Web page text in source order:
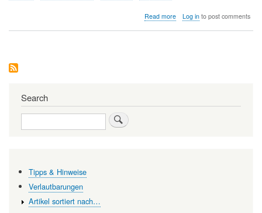
Read moreabout
Log into post comments
Search
Search
Tipps & Hinweise
Verlautbarungen
Artikel sortiert nach…